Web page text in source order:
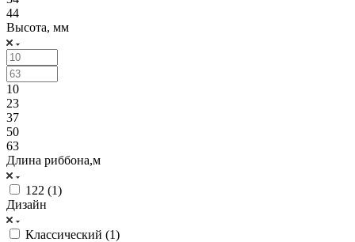
44
Высота, мм
10
23
37
50
63
Длина риббона,м
122 (1)
Дизайн
Классический (1)